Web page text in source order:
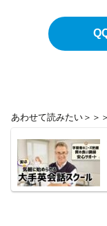
あわせて読みたい＞＞＞